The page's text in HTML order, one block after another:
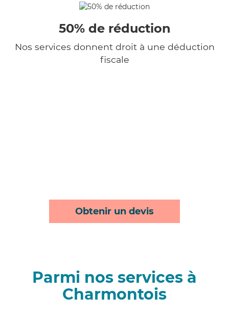
50% de réduction
Nos services donnent droit à une déduction
fiscale
Obtenir un devis
Parmi nos services à
Charmontois